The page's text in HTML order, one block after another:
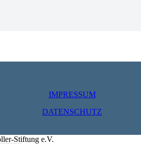
IMPRESSUM
DATENSCHUTZ
Stiftung e.V.